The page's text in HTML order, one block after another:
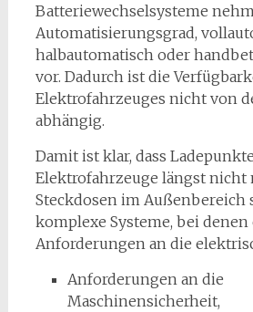
Batteriewechselsysteme
Automatisierungsgrad,
halbautomatisch oder
vor. Dadurch ist die
Elektrofahrzeuges nicht von
abhängig.
Damit ist klar, dass
Elektrofahrzeuge längst nicht
Steckdosen im Außenbereich
komplexe Systeme, bei denen
Anforderungen an die
Anforderungen an die
Maschinensicherheit,